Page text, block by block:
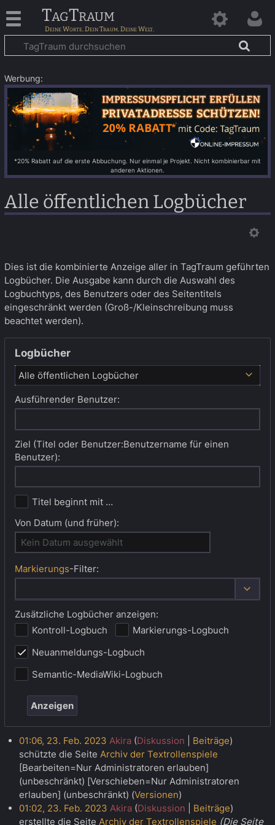
TagTraum
Werbung:
*20% Rabatt auf die erste Abbuchung. Nur einmal je Projekt. Nicht kombinierbar mit
anderen Aktionen.
Alle öffentlichen Logbücher
Dies ist die kombinierte Anzeige aller in TagTraum geführten
Logbücher. Die Ausgabe kann durch die Auswahl des
Logbuchtyps, des Benutzers oder des Seitentitels
eingeschränkt werden (Groß-/Kleinschreibung muss
beachtet werden).
Logbücher
Alle öffentlichen Logbücher
Ausführender Benutzer:
Ziel (Titel oder Benutzer:Benutzername für einen
Benutzer):
Titel beginnt mit …
Von Datum (und früher):
Kein Datum ausgewählt
Markierungs-Filter:
Zusätzliche Logbücher anzeigen:
Kontroll-Logbuch
Markierungs-Logbuch
Neuanmeldungs-Logbuch
Semantic-MediaWiki-Logbuch
Anzeigen
01:06, 23. Feb. 2023 Akira Diskussion
Beiträge
schützte die Seite Archiv der Textrollenspiele
[Bearbeiten=Nur Administratoren erlauben]
(unbeschränkt) [Verschieben=Nur Administratoren
erlauben] (unbeschränkt) (Versionen)
01:02, 23. Feb. 2023 Akira Diskussion
Beiträge
erstellte die Seite Archiv der Textrollenspiele (Die Seite